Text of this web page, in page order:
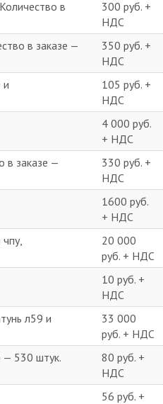
в
300 руб. +
НДС
в заказе —
350 руб. +
НДС
и
105 руб. +
НДС
4 000 руб.
+ НДС
в заказе —
330 руб. +
НДС
1600 руб.
+ НДС
20 000
руб. + НДС
10 руб. +
НДС
л59 и
33 000
руб. + НДС
— 530 штук.
80 руб. +
НДС
56 руб. +